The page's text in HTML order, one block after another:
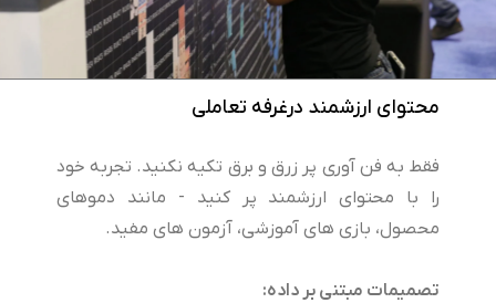
محتوای ارزشمند درغرفه تعاملی
فقط به فن آوری پر زرق و برق تکیه نکنید. تجربه خود
را با محتوای ارزشمند پر کنید - مانند دموهای
محصول، بازی های آموزشی، آزمون های مفید.
تصمیمات مبتنی بر داده: